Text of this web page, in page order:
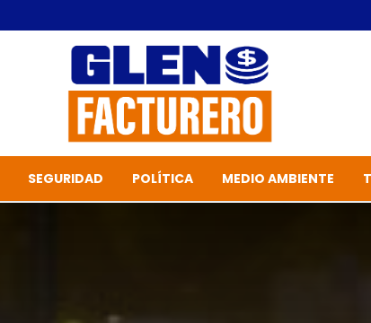
SEGURIDAD POLÍTICA MEDIO AMBIENTE